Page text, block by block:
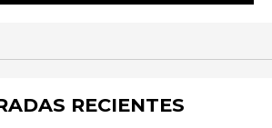
RECIENTES